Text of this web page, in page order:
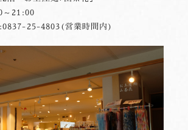
21:00
25-4803(営業時間内)